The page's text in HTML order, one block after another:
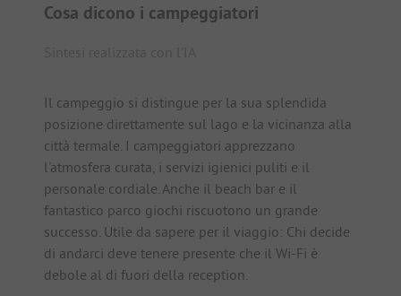
Cosa dicono i campeggiatori
Il campeggio si distingue per la sua splendida
posizione direttamente sul lago e la vicinanza alla
città termale. I campeggiatori apprezzano
l'atmosfera curata, i servizi igienici puliti e il
personale cordiale. Anche il beach bar e il
fantastico parco giochi riscuotono un grande
successo. Utile da sapere per il viaggio: Chi decide
di andarci deve tenere presente che il Wi-Fi è
debole al di fuori della reception.